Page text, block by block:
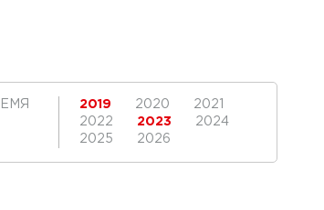
2019 2020
2021
2022
2023
2024
2025
2026